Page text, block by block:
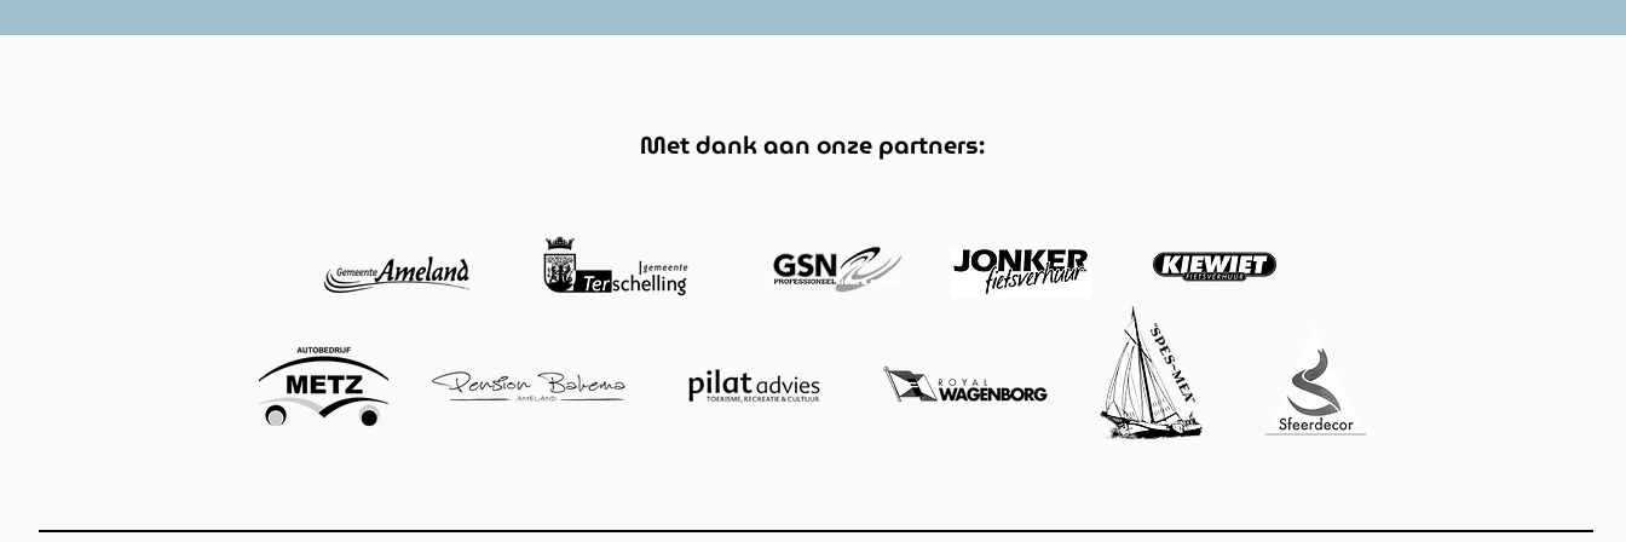
Met dank aan onze partners: